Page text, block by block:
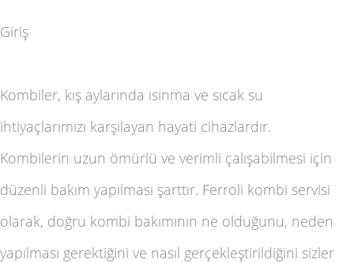
Giriş
Kombiler, kış aylarında ısınma ve sıcak su
ihtiyaçlarımızı karşılayan hayati cihazlardır.
Kombilerin uzun ömürlü ve verimli çalışabilmesi için
düzenli bakım yapılması şarttır. Ferroli kombi servisi
olarak, doğru kombi bakımının ne olduğunu, neden
yapılması gerektiğini ve nasıl gerçekleştirildiğini sizler